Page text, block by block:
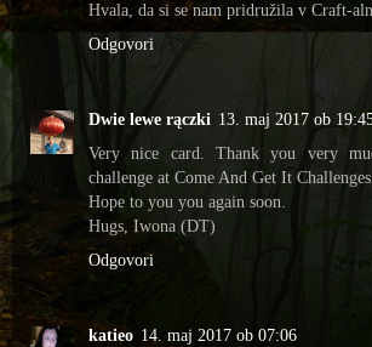
Hvala, da si se nam pridružila v Craft-
Odgovori
Dwie lewe rączki 13. maj 2017 ob
Very nice card. Thank you very
challenge at Come And Get It
Hope to you you again soon.
Hugs, Iwona (DT)
Odgovori
katieo 14. maj 2017 ob 07:06